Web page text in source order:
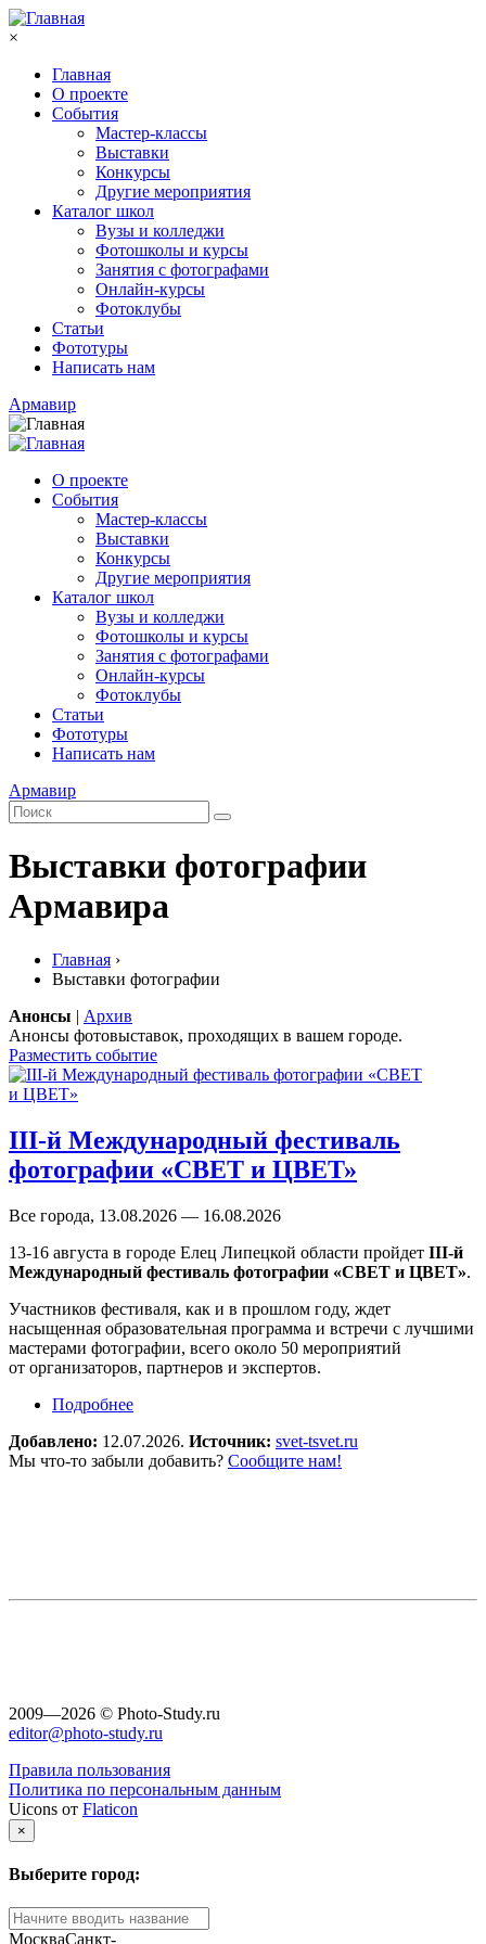
Перейти к основному содержанию
×
Главная
О проекте
События
Мастер-классы
Выставки
Конкурсы
Другие мероприятия
Каталог школ
Вузы и колледжи
Фотошколы и курсы
Занятия с фотографами
Онлайн-курсы
Фотоклубы
Статьи
Фототуры
Написать нам
Армавир
О проекте
События
Мастер-классы
Выставки
Конкурсы
Другие мероприятия
Каталог школ
Вузы и колледжи
Фотошколы и курсы
Занятия с фотографами
Онлайн-курсы
Фотоклубы
Статьи
Фототуры
Написать нам
Армавир
Выставки фотографии
Армавира
Главная ›
Выставки фотографии
Анонсы | Архив
Анонсы фотовыставок, проходящих в вашем городе.
Разместить событие
III-й Международный фестиваль
фотографии «СВЕТ и ЦВЕТ»
Все города, 13.08.2026 — 16.08.2026
13-16 августа в городе Елец Липецкой области пройдет III-й
Международный фестиваль фотографии «СВЕТ и ЦВЕТ».
Участников фестиваля, как и в прошлом году, ждет
насыщенная образовательная программа и встречи с лучшими
мастерами фотографии, всего около 50 мероприятий
от организаторов, партнеров и экспертов.
Подробнее
Добавлено: 12.07.2026. Источник: svet-tsvet.ru
Мы что-то забыли добавить? Сообщите нам!
2009—2026 © Photo-Study.ru
editor@photo-study.ru
Правила пользования
Политика по персональным данным
Uicons от Flaticon
×
Выберите город:
МоскваСанкт-